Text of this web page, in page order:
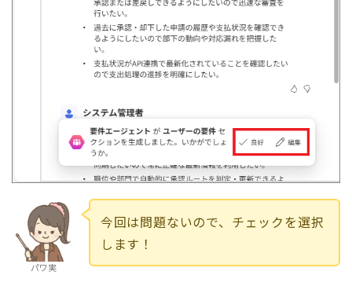
パワ実
今回は問題ないので、チェックを選択
します！